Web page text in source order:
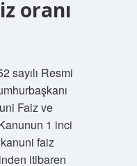
oranı
sayılı Resmi
Faiz ve
1 inci
faiz
itibaren